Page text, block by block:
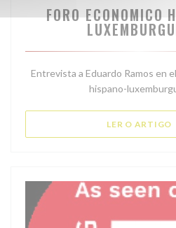
FORO ECONOMICO
Entrevista a Eduardo Ramos en
hispano-
LER O ARTIGO